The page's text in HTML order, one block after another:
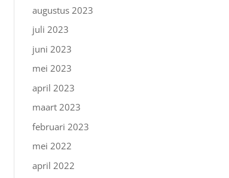
augustus 2023
juli 2023
juni 2023
mei 2023
april 2023
maart 2023
februari 2023
mei 2022
april 2022